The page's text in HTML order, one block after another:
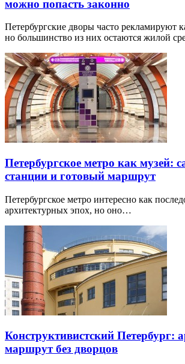
можно попасть законно
Петербургские дворы часто рекламируют
но большинство из них остаются жилой
Петербургское метро как музей:
станции и готовый маршрут
Петербургское метро интересно как
архитектурных эпох, но оно…
Конструктивистский Петербург:
маршрут без дворцов